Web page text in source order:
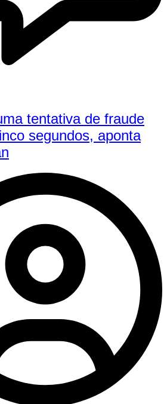
tentativa de fraude
segundos, aponta